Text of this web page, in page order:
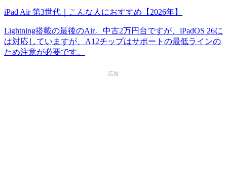
iPad Air 第3世代｜こんな人におすすめ【2026年】
Lightning搭載の最後のAir。中古2万円台ですが、iPadOS 26に
は対応していますが、A12チップはサポートの最低ラインの
ため注意が必要です。
広告